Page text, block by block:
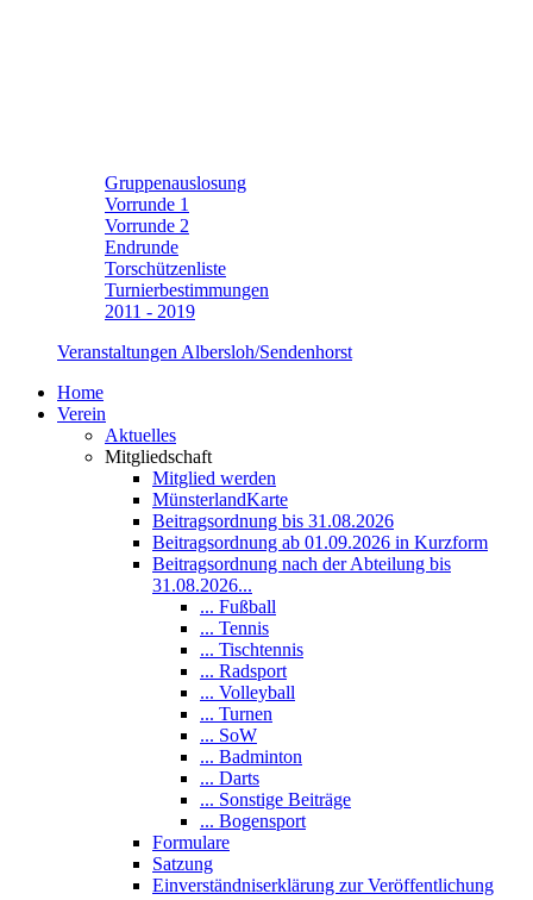
Gruppenauslosung
Vorrunde 1
Vorrunde 2
Endrunde
Torschützenliste
Turnierbestimmungen
2011 - 2019
Veranstaltungen Albersloh/Sendenhorst
Home
Verein
Aktuelles
Mitgliedschaft
Mitglied werden
MünsterlandKarte
Beitragsordnung bis 31.08.2026
Beitragsordnung ab 01.09.2026 in Kurzform
Beitragsordnung nach der Abteilung bis
31.08.2026...
... Fußball
... Tennis
... Tischtennis
... Radsport
... Volleyball
... Turnen
... SoW
... Badminton
... Darts
... Sonstige Beiträge
... Bogensport
Formulare
Satzung
Einverständniserklärung zur Veröffentlichung